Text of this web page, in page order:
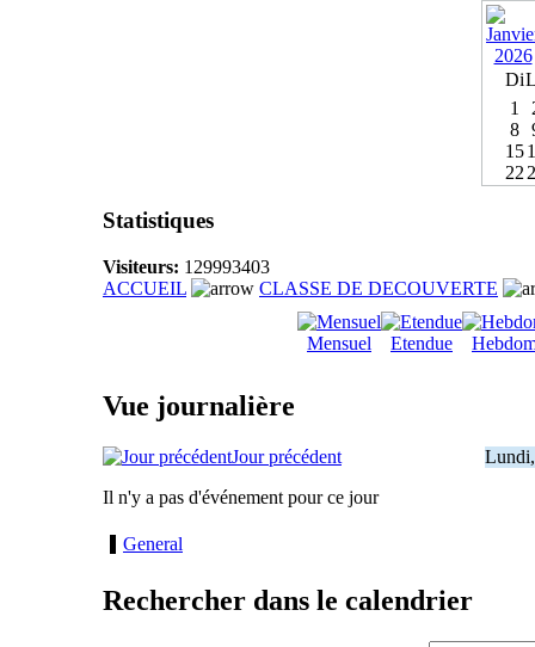
Di
1
8
15
22
Statistiques
Visiteurs: 129993403
ACCUEIL
CLASSE DE DECOUVERTE
Mensuel Etendue
Vue journalière
Jour précédent
Il n'y a pas d'événement pour ce jour
General
Rechercher dans le calendrier